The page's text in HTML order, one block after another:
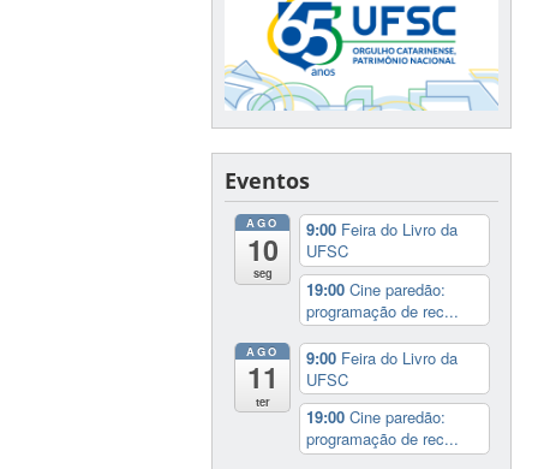
Eventos
AGO
10
seg
9:00 Feira do Livro da
UFSC
19:00Cine paredão:
programação de rec...
AGO
11
ter
9:00 Feira do Livro da
UFSC
19:00Cine paredão:
programação de rec...